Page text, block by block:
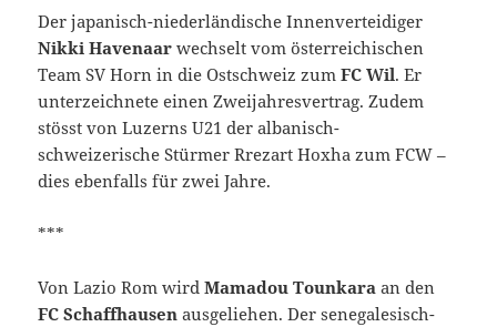
Der japanisch-niederländische Innenverteidiger
Nikki Havenaar wechselt vom österreichischen
Team SV Horn in die Ostschweiz zumFC Wil. Er
unterzeichnete einen Zweijahresvertrag. Zudem
stösst von Luzerns U21 der albanisch-
schweizerische Stürmer Rrezart Hoxha zum FCW –
dies ebenfalls für zwei Jahre.
***
Von Lazio Rom wirdMamadou Tounkara an den
FC Schaffhausen ausgeliehen. Der senegalesisch-